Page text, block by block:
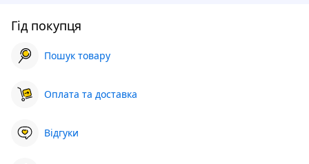
Гід покупця
Пошук товару
Оплата та доставка
Відгуки